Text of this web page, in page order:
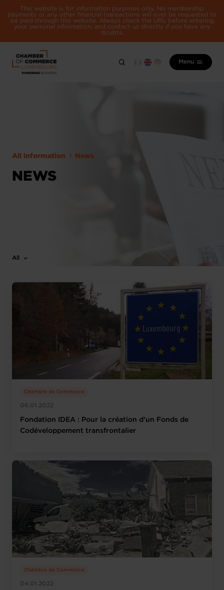
This website is for information purposes only. No membership
payments or any other financial transactions will ever be requested to
be paid through this website. Always check the URL before entering
your personal information, and contact us directly if you have any
doubts.
Menu
All information News
NEWS
All
06.01.2022
Chambre de Commerce
Fondation IDEA : Pour la création d’un Fonds de
Codéveloppement transfrontalier
04.01.2022
Chambre de Commerce